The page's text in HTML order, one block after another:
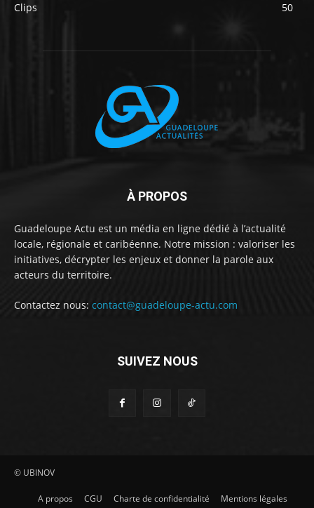
Clips
50
À PROPOS
Guadeloupe Actu est un média en ligne dédié à l’actualité
locale, régionale et caribéenne. Notre mission : valoriser les
initiatives, décrypter les enjeux et donner la parole aux
acteurs du territoire.
Contactez nous: contact@guadeloupe-actu.com
SUIVEZ NOUS
© UBINOV
A propos CGU Charte de confidentialité Mentions légales